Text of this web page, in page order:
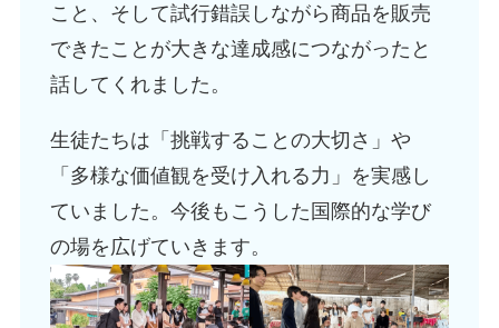
こと、そして試行錯誤しながら商品を販売
できたことが大きな達成感につながったと
話してくれました。
生徒たちは「挑戦することの大切さ」や
「多様な価値観を受け入れる力」を実感し
ていました。今後もこうした国際的な学び
の場を広げていきます。